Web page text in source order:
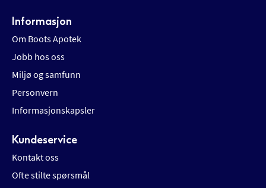
Informasjon
Om Boots Apotek
Jobb hos oss
Miljø og samfunn
Personvern
Informasjonskapsler
Kundeservice
Kontakt oss
Ofte stilte spørsmål